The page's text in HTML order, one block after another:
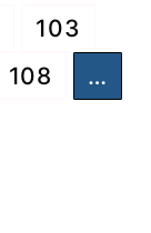
103
108
…